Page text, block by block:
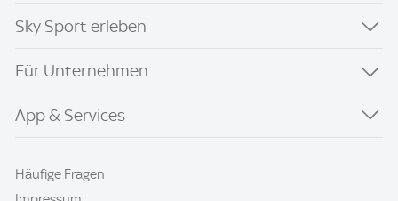
Sky Sport erleben
Für Unternehmen
App & Services
Häufige Fragen